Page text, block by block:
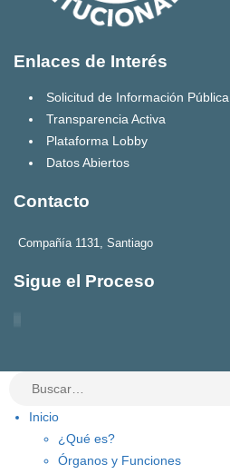
Enlaces de Interés
Solicitud de Información Pública
Transparencia Activa
Plataforma Lobby
Datos Abiertos
Contacto
Compañía 1131, Santiago
Sigue el Proceso
Inicio
¿Qué es?
Órganos y Funciones